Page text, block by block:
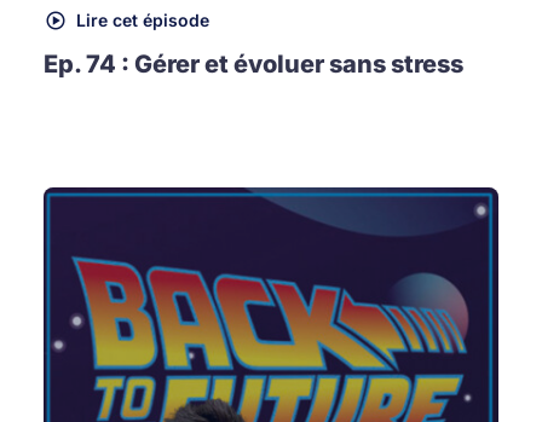
Lire cet épisode
Ep. 74 : Gérer et évoluer sans stress